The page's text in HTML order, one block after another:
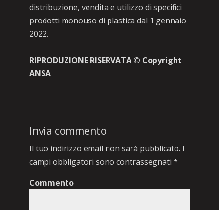
distribuzione, vendita e utilizzo di specifici
prodotti monouso di plastica dal 1 gennaio
2022.
RIPRODUZIONE RISERVATA © Copyright
ANSA
Invia commento
Il tuo indirizzo email non sarà pubblicato. I
campi obbligatori sono contrassegnati *
Commento